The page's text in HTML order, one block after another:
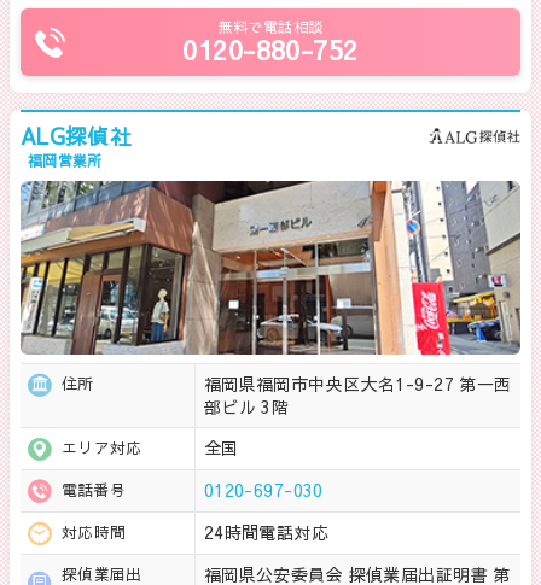
無料で電話相談
0120-880-752
ALG探偵社
福岡営業所
住所
福岡県福岡市中央区大名1-9-27 第一西
部ビル 3階
エリア対応 全国
電話番号 0120-697-030
対応時間 24時間電話対応
探偵業届出
福岡県公安委員会 探偵業届出証明書 第